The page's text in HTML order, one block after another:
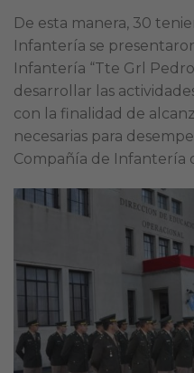
De esta manera, 30
Infantería se
Infantería “Tte Grl
desarrollar las
con la finalidad de
necesarias para
Compañía de Infantería